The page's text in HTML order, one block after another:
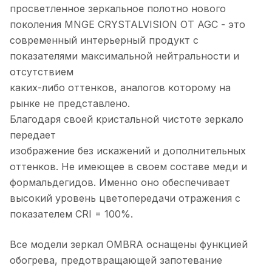
просветленное зеркальное полотно нового
поколения MNGE CRYSTALVISION ОТ AGC - это
современный интерьерный продукт с
показателями максимальной нейтральности и
отсутствием
каких-либо оттенков, аналогов которому на
рынке не представлено.
Благодаря своей кристальной чистоте зеркало
передает
изображение без искажений и дополнительных
оттенков. Не имеющее в своем составе меди и
формальдегидов. Именно оно обеспечивает
высокий уровень цветопередачи отражения с
показателем CRI = 100%.
Все модели зеркал OMBRA оснащены функцией
обогрева, предотвращающей запотевание